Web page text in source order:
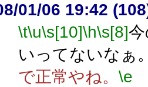
01/06 19:42
\t\u\s[10]\h\s[8]
いってないなぁ
で正常やね。 \e